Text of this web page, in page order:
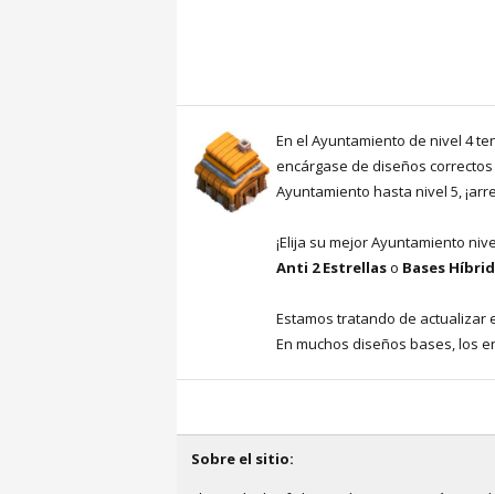
En el Ayuntamiento de nivel 4
encárgase de diseños
Ayuntamiento hasta nivel 5,
¡Elija su mejor Ayuntamiento
Anti 2 Estrellaso Bases
Estamos tratando de actualizar
En muchos diseños bases, los
Sobre el sitio: